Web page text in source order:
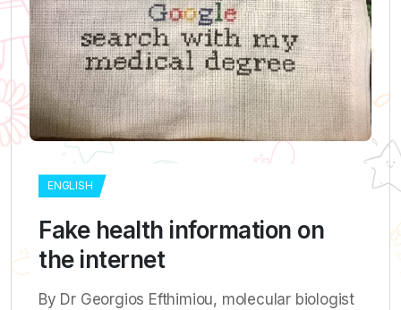
ENGLISH
Fake health information on
the internet
By Dr Georgios Efthimiou, molecular biologist